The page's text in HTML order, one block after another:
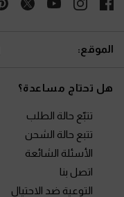
الموقع:
هل تحتاج مساعدة؟
تتبّع حالة الطلب
تتبع حالة الشحن
الأسئلة الشائعة
اتصل بنا
التوعية ضد الاحتيال